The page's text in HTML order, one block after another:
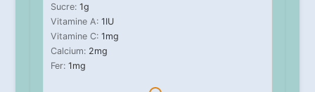
Sucre: 1g
Vitamine A: 1IU
Vitamine C: 1mg
Calcium: 2mg
Fer: 1mg